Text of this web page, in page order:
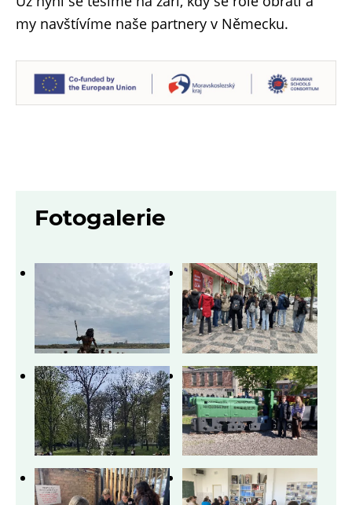
my navštívíme naše partnery v Německu.
Fotogalerie